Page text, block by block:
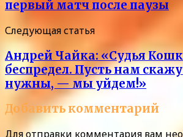
первый матч после паузы
Следующая статья
Андрей Чайка: «Судья
беспредел. Пусть нам
нужны, — мы уйдем!»
Добавить комментарий
Для отправки комментария вам